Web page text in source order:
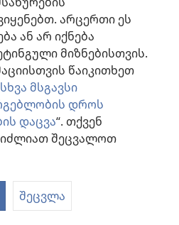
არცერთი ეს
ან არ იქნება
მიზნებისთვის.
წაიკითხეთ
მსგავსი
დროს
დაცვა“. თქვენ
შეცვალოთ
შეცვლა
pubmed/21987667
(გაიხსნება
ფანჯარა)
to blood conservation.
Vasc Anesth
circulation system